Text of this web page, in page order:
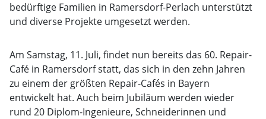
bedürftige Familien in Ramersdorf-Perlach unterstützt
und diverse Projekte umgesetzt werden.
Am Samstag, 11. Juli, findet nun bereits das 60. Repair-
Café in Ramersdorf statt, das sich in den zehn Jahren
zu einem der größten Repair-Cafés in Bayern
entwickelt hat. Auch beim Jubiläum werden wieder
rund 20 Diplom-Ingenieure, Schneiderinnen und